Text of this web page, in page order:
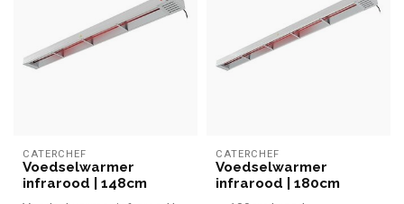
CATERCHEF
Voedselwarmer
infrarood | 148cm
CATERCHEF
Voedselwarmer
infrarood | 180cm